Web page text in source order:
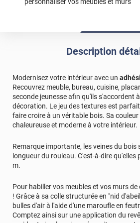
personnaliser vos meubles et murs
*****Il y a 1099 jours
bois. J ai laissé les pieds noir. Très
Très bon produits pour recouvrir des
Description
Modernisez votre intérieur avec un
Recouvrez meuble, bureau, cuisine,
seconde jeunesse afin qu'ils s'accordent
décoration. Le jeu des textures est
faire croire à un véritable bois. Sa
chaleureuse et moderne à votre intérieur.
Remarque importante, les veines du bois
longueur du rouleau. C'est-à-dire qu'elles
m.
Pour habiller vos meubles et vos murs de
! Grâce à sa colle structurée en "nid
bulles d'air à l'aide d'une maroufle en
Comptez ainsi sur une application du